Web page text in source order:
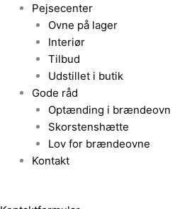
Pejsecenter
Ovne på lager
Interiør
Tilbud
Udstillet i butik
Gode råd
Optænding i brændeovn
Skorstenshætte
Lov for brændeovne
Kontakt